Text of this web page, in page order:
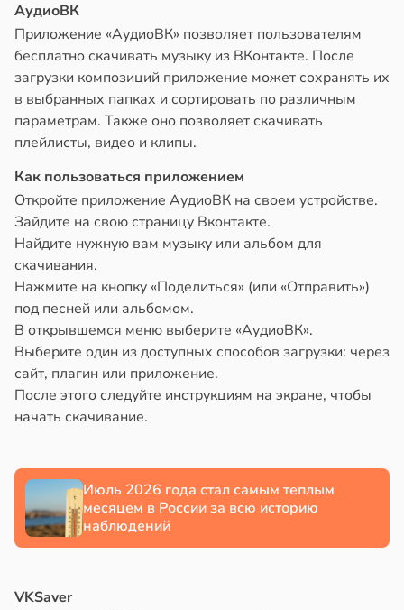
в20:58
АудиоВК
Приложение «АудиоВК» позволяет пользователям
бесплатно скачивать музыку из ВКонтакте. После
загрузки композиций приложение может сохранять их
в выбранных папках и сортировать по различным
параметрам. Также оно позволяет скачивать
плейлисты, видео и клипы.
Как пользоваться приложением
Откройте приложение АудиоВК на своем устройстве.
Зайдите на свою страницу Вконтакте.
Найдите нужную вам музыку или альбом для
скачивания.
Нажмите на кнопку «Поделиться» (или «Отправить»)
под песней или альбомом.
В открывшемся меню выберите «АудиоВК».
Выберите один из доступных способов загрузки: через
сайт, плагин или приложение.
После этого следуйте инструкциям на экране, чтобы
начать скачивание.
Июль 2026 года стал самым теплым
месяцем в России за всю историю
наблюдений
VKSaver